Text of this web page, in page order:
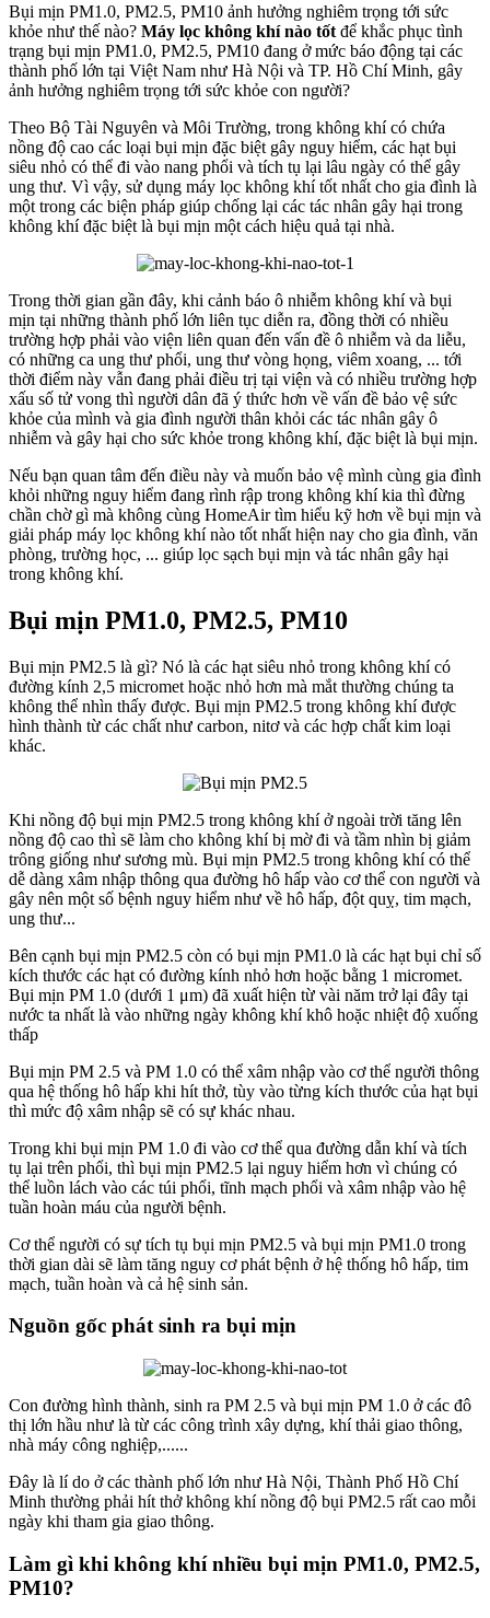
Bụi mịn PM1.0, PM2.5, PM10 ảnh hưởng nghiêm trọng tới sức
khỏe như thế nào? Máy lọc không khí nào tốt để khắc phục tình
trạng bụi mịn PM1.0, PM2.5, PM10 đang ở mức báo động tại các
thành phố lớn tại Việt Nam như Hà Nội và TP. Hồ Chí Minh, gây
ảnh hưởng nghiêm trọng tới sức khỏe con người?
Theo Bộ Tài Nguyên và Môi Trường, trong không khí có chứa
nồng độ cao các loại bụi mịn đặc biệt gây nguy hiểm, các hạt bụi
siêu nhỏ có thể đi vào nang phổi và tích tụ lại lâu ngày có thể gây
ung thư. Vì vậy, sử dụng máy lọc không khí tốt nhất cho gia đình là
một trong các biện pháp giúp chống lại các tác nhân gây hại trong
không khí đặc biệt là bụi mịn một cách hiệu quả tại nhà.
Trong thời gian gần đây, khi cảnh báo ô nhiễm không khí và bụi
mịn tại những thành phố lớn liên tục diễn ra, đồng thời có nhiều
trường hợp phải vào viện liên quan đến vấn đề ô nhiễm và da liễu,
có những ca ung thư phổi, ung thư vòng họng, viêm xoang, ... tới
thời điểm này vẫn đang phải điều trị tại viện và có nhiều trường hợp
xấu số tử vong thì người dân đã ý thức hơn về vấn đề bảo vệ sức
khỏe của mình và gia đình người thân khỏi các tác nhân gây ô
nhiễm và gây hại cho sức khỏe trong không khí, đặc biệt là bụi mịn.
Nếu bạn quan tâm đến điều này và muốn bảo vệ mình cùng gia đình
khỏi những nguy hiểm đang rình rập trong không khí kia thì đừng
chần chờ gì mà không cùng HomeAir tìm hiểu kỹ hơn về bụi mịn và
giải pháp máy lọc không khí nào tốt nhất hiện nay cho gia đình, văn
phòng, trường học, ... giúp lọc sạch bụi mịn và tác nhân gây hại
trong không khí.
Bụi mịn PM1.0, PM2.5, PM10
Bụi mịn PM2.5 là gì? Nó là các hạt siêu nhỏ trong không khí có
đường kính 2,5 micromet hoặc nhỏ hơn mà mắt thường chúng ta
không thể nhìn thấy được. Bụi mịn PM2.5 trong không khí được
hình thành từ các chất như carbon, nitơ và các hợp chất kim loại
khác.
Khi nồng độ bụi mịn PM2.5 trong không khí ở ngoài trời tăng lên
nồng độ cao thì sẽ làm cho không khí bị mờ đi và tầm nhìn bị giảm
trông giống như sương mù. Bụi mịn PM2.5 trong không khí có thể
dễ dàng xâm nhập thông qua đường hô hấp vào cơ thể con người và
gây nên một số bệnh nguy hiểm như về hô hấp, đột quỵ, tim mạch,
ung thư...
Bên cạnh bụi mịn PM2.5 còn có bụi mịn PM1.0 là các hạt bụi chỉ số
kích thước các hạt có đường kính nhỏ hơn hoặc bằng 1 micromet.
Bụi mịn PM 1.0 (dưới 1 μm) đã xuất hiện từ vài năm trở lại đây tại
nước ta nhất là vào những ngày không khí khô hoặc nhiệt độ xuống
thấp
Bụi mịn PM 2.5 và PM 1.0 có thể xâm nhập vào cơ thể người thông
qua hệ thống hô hấp khi hít thở, tùy vào từng kích thước của hạt bụi
thì mức độ xâm nhập sẽ có sự khác nhau.
Trong khi bụi mịn PM 1.0 đi vào cơ thể qua đường dẫn khí và tích
tụ lại trên phổi, thì bụi mịn PM2.5 lại nguy hiểm hơn vì chúng có
thể luồn lách vào các túi phổi, tĩnh mạch phổi và xâm nhập vào hệ
tuần hoàn máu của người bệnh.
Cơ thể người có sự tích tụ bụi mịn PM2.5 và bụi mịn PM1.0 trong
thời gian dài sẽ làm tăng nguy cơ phát bệnh ở hệ thống hô hấp, tim
mạch, tuần hoàn và cả hệ sinh sản.
Nguồn gốc phát sinh ra bụi mịn
Con đường hình thành, sinh ra PM 2.5 và bụi mịn PM 1.0 ở các đô
thị lớn hầu như là từ các công trình xây dựng, khí thải giao thông,
nhà máy công nghiệp,......
Đây là lí do ở các thành phố lớn như Hà Nội, Thành Phố Hồ Chí
Minh thường phải hít thở không khí nồng độ bụi PM2.5 rất cao mỗi
ngày khi tham gia giao thông.
Làm gì khi không khí nhiều bụi mịn PM1.0, PM2.5,
PM10?